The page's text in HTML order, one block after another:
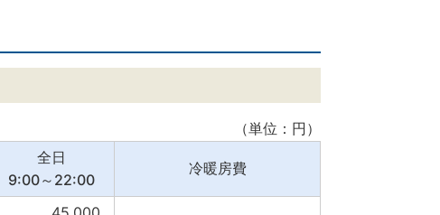
（単位：円）
全日
9:00～22:00
冷暖房費